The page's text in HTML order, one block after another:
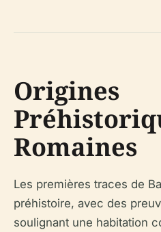
Origines
Romaines
Les premières traces de
préhistoire, avec des
soulignant une habitation